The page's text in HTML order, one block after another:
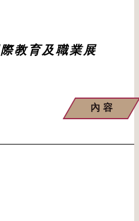
教育及職業展
內容